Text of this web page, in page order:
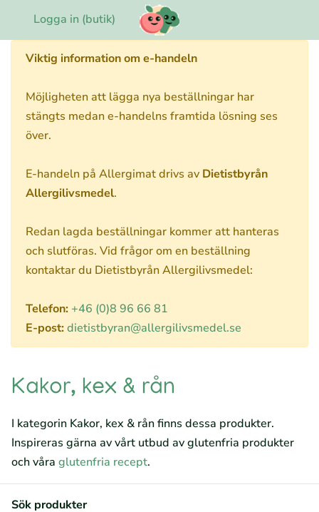
Logga in (butik)
Viktig information om e-handeln
Möjligheten att lägga nya beställningar har
stängts medan e-handelns framtida lösning ses
över.
E-handeln på Allergimat drivs av Dietistbyrån
Allergilivsmedel.
Redan lagda beställningar kommer att hanteras
och slutföras. Vid frågor om en beställning
kontaktar du Dietistbyrån Allergilivsmedel:
Telefon: +46 (0)8 96 66 81
E-post:dietistbyran@allergilivsmedel.se
Kakor, kex & rån
I kategorin Kakor, kex & rån finns dessa produkter.
Inspireras gärna av vårt utbud av glutenfria produkter
och våra glutenfria recept.
Sök produkter